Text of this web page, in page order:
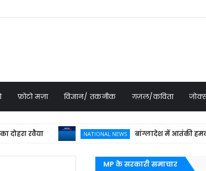
फ़ोटो मज़ा विज्ञान/ तकनीक ग़ज़ल/कविता
रवैया NATIONAL NEWS बांग्लादेश में आतंकी हमले का
MP के सरकारी समाचार